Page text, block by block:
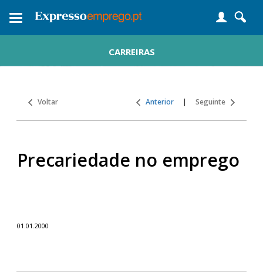
Toggle
CARREIRAS
Voltar Anterior | Seguinte
Precariedade no emprego
01.01.2000